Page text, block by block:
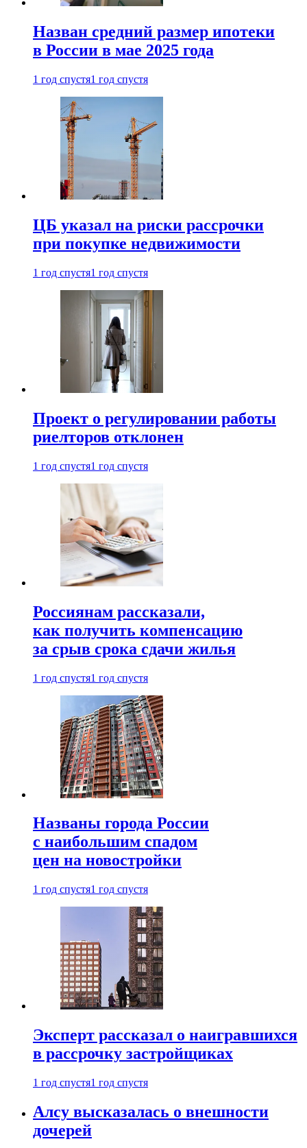
Назван средний размер ипотеки
в России в мае 2025 года
1 год спустя1 год спустя
ЦБ указал на риски рассрочки
при покупке недвижимости
1 год спустя1 год спустя
Проект о регулировании работы
риелторов отклонен
1 год спустя1 год спустя
Россиянам рассказали,
как получить компенсацию
за срыв срока сдачи жилья
1 год спустя1 год спустя
Названы города России
с наибольшим спадом
цен на новостройки
1 год спустя1 год спустя
Эксперт рассказал о наигравшихся
в рассрочку застройщиках
1 год спустя1 год спустя
Алсу высказалась о внешности
дочерей